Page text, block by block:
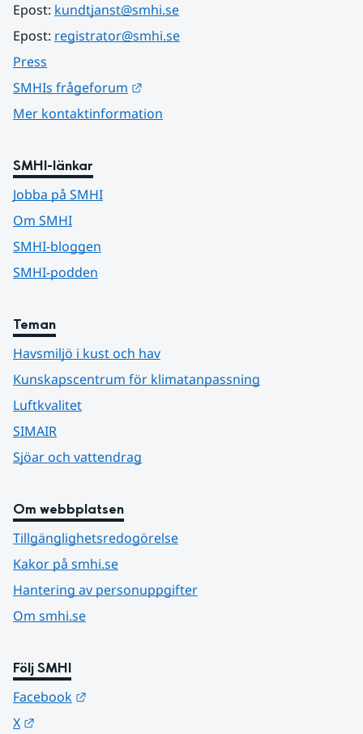
Epost: kundtjanst@smhi.se
Epost: registrator@smhi.se
Press
SMHIs frågeforum
Mer kontaktinformation
SMHI-länkar
Jobba på SMHI
Om SMHI
SMHI-bloggen
SMHI-podden
Teman
Havsmiljö i kust och hav
Kunskapscentrum för klimatanpassning
Luftkvalitet
SIMAIR
Sjöar och vattendrag
Om webbplatsen
Tillgänglighetsredogörelse
Kakor på smhi.se
Hantering av personuppgifter
Om smhi.se
Följ SMHI
Facebook
X